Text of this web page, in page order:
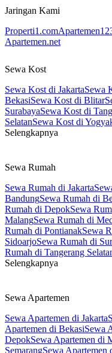
Jaringan Kami
Properti1.com
Apartemen.net
Sewa Kost
Sewa Kost di JakartaSewa
BekasiSewa Kost di Blitar
SurabayaSewa Kost di
SelatanSewa Kost di
Selengkapnya
Sewa Rumah
Sewa Rumah di Jakarta
BandungSewa Rumah di
Rumah di DepokSewa
MalangSewa Rumah di
Rumah di PontianakSewa
SidoarjoSewa Rumah di
Rumah di Tangerang
Selengkapnya
Sewa Apartemen
Sewa Apartemen di Jakarta
Apartemen di BekasiSewa
DepokSewa Apartemen di
SemarangSewa Apartemen